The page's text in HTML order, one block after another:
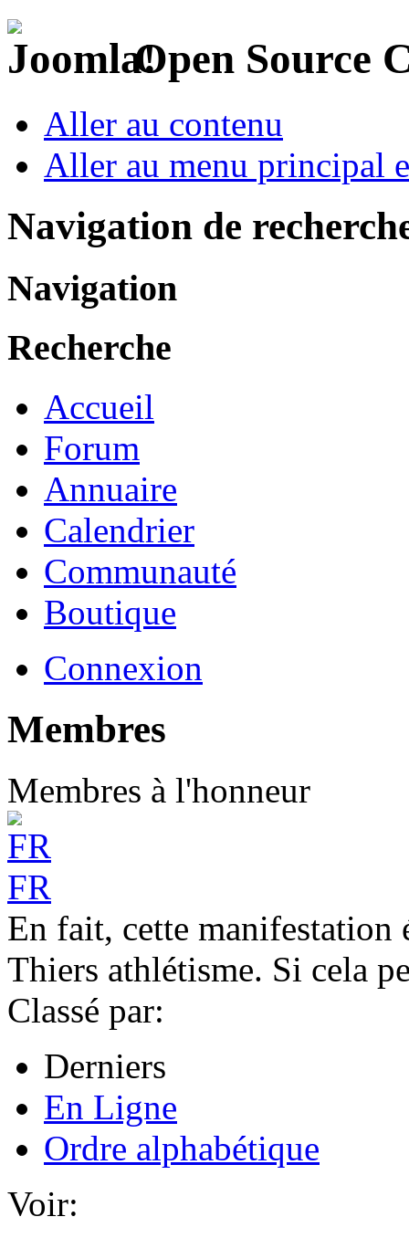
Open Source
Aller au contenu
Aller au menu principal
Navigation de
Navigation
Recherche
Accueil
Forum
Annuaire
Calendrier
Communauté
Boutique
Connexion
Membres
Membres à l'honneur
FR
En fait, cette manifestation
Thiers athlétisme. Si cela
Classé par:
Derniers
En Ligne
Ordre alphabétique
Voir: